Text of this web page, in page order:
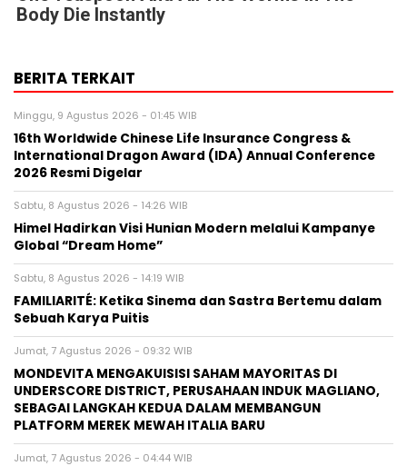
Body Die Instantly
BERITA TERKAIT
Minggu, 9 Agustus 2026 - 01:45 WIB
16th Worldwide Chinese Life Insurance Congress &
International Dragon Award (IDA) Annual Conference
2026 Resmi Digelar
Sabtu, 8 Agustus 2026 - 14:26 WIB
Himel Hadirkan Visi Hunian Modern melalui Kampanye
Global “Dream Home”
Sabtu, 8 Agustus 2026 - 14:19 WIB
FAMILIARITÉ: Ketika Sinema dan Sastra Bertemu dalam
Sebuah Karya Puitis
Jumat, 7 Agustus 2026 - 09:32 WIB
MONDEVITA MENGAKUISISI SAHAM MAYORITAS DI
UNDERSCORE DISTRICT, PERUSAHAAN INDUK MAGLIANO,
SEBAGAI LANGKAH KEDUA DALAM MEMBANGUN
PLATFORM MEREK MEWAH ITALIA BARU
Jumat, 7 Agustus 2026 - 04:44 WIB